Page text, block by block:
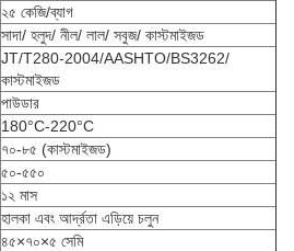
২৫ কেজি/ব্যাগ
সাদা/ হলুদ/ নীল/ লাল/ সবুজ/ কাস্টমাইজড
JT/T280-2004/AASHTO/BS3262/
কাস্টমাইজড
পাউডার
180°C-220°C
৭০-৮৫ (কাস্টমাইজড)
৫০-৫৫০
১২ মাস
হালকা এবং আর্দ্রতা এড়িয়ে চলুন
৪৫×৭০×৫ সেমি